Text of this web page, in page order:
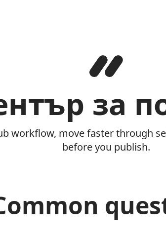
за
workflow, move faster through
before you publish.